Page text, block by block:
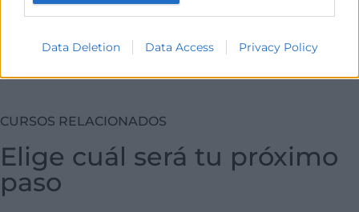
Data Deletion Data Access Privacy Policy
CURSOS RELACIONADOS
Elige cuál será tu próximo
paso